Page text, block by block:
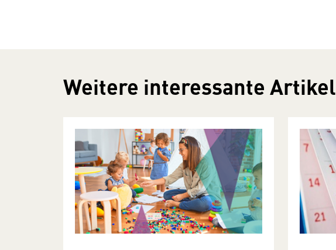
Weitere interessante Artikel